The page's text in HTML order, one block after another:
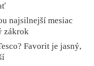
najsilnejší mesiac
zákrok
Favorit je jasný,